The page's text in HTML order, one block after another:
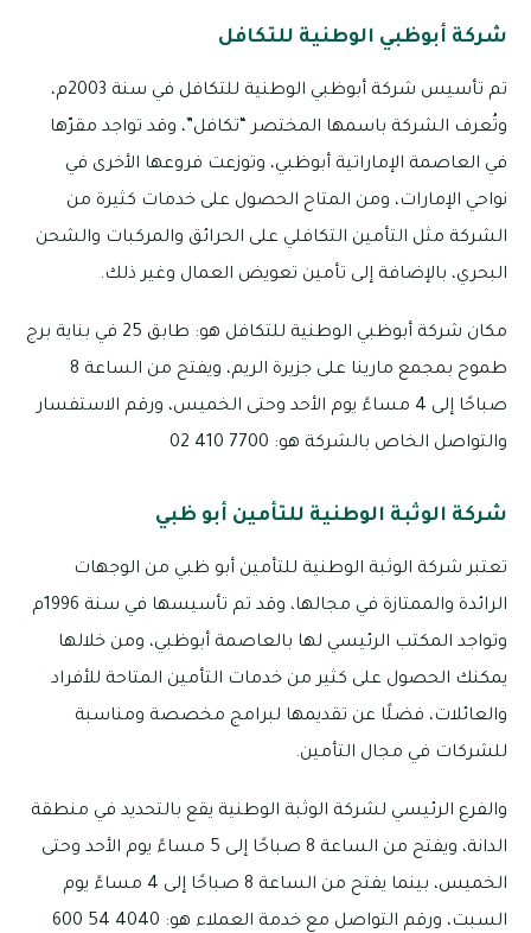
شركة أبوظبي الوطنية للتكافل
تم تأسيس شركة أبوظبي الوطنية للتكافل في سنة 2003م،
وتُعرف الشركة باسمها المختصر “تكافل”، وقد تواجد مقرّها
في العاصمة الإماراتية أبوظبي، وتوزعت فروعها الأخرى في
نواحي الإمارات، ومن المتاح الحصول على خدمات كثيرة من
الشركة مثل التأمين التكافلي على الحرائق والمركبات والشحن
البحري، بالإضافة إلى تأمين تعويض العمال وغير ذلك.
مكان شركة أبوظبي الوطنية للتكافل هو: طابق 25 في بناية برج
طموح بمجمع مارينا على جزيرة الريم، ويفتح من الساعة 8
صباحًا إلى 4 مساءً يوم الأحد وحتى الخميس، ورقم الاستفسار
والتواصل الخاص بالشركة هو: 7700 410 02
شركة الوثبة الوطنية للتأمين أبو ظبي
تعتبر شركة الوثبة الوطنية للتأمين أبو ظبي من الوجهات
الرائدة والممتازة في مجالها، وقد تم تأسيسها في سنة 1996م
وتواجد المكتب الرئيسي لها بالعاصمة أبوظبي، ومن خلالها
يمكنك الحصول على كثير من خدمات التأمين المتاحة للأفراد
والعائلات، فضلًا عن تقديمها لبرامج مخصصة ومناسبة
للشركات في مجال التأمين.
والفرع الرئيسي لشركة الوثبة الوطنية يقع بالتحديد في منطقة
الدانة، ويفتح من الساعة 8 صباحًا إلى 5 مساءً يوم الأحد وحتى
الخميس، بينما يفتح من الساعة 8 صباحًا إلى 4 مساءً يوم
السبت، ورقم التواصل مع خدمة العملاء هو: 4040 54 600